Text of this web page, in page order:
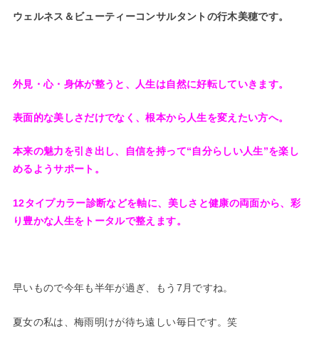
ウェルネス＆ビューティーコンサルタントの行木美穂です。
外見・心・身体が整うと、人生は自然に好転していきます。
表面的な美しさだけでなく、根本から人生を変えたい方へ。
本来の魅力を引き出し、自信を持って“自分らしい人生”を楽し
めるようサポート。
12タイプカラー診断などを軸に、美しさと健康の両面から、彩
り豊かな人生をトータルで整えます。
早いもので今年も半年が過ぎ、もう7月ですね。
夏女の私は、梅雨明けが待ち遠しい毎日です。笑